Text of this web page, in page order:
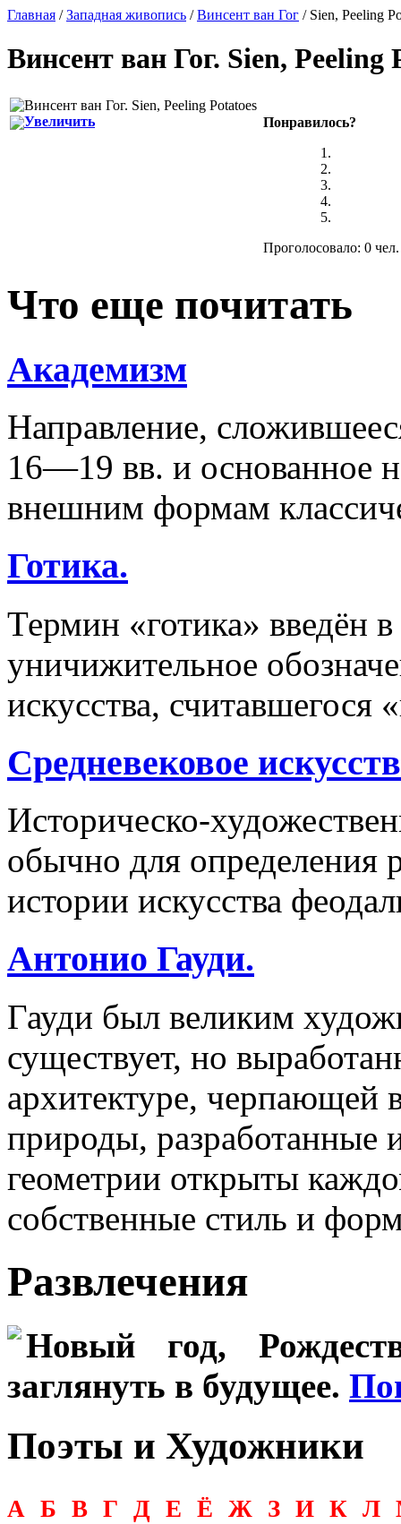
Главная /Западная живопись /Винсент ван Гог / Sien, Peeling
Винсент ван Гог. Sien, Peeling
Увеличить Понравилось?
Проголосовало: 0 чел.
Что еще почитать
Академизм
Направление,
16—19 вв. и основанное
внешним формам
Готика.
Термин «готика» введён
уничижительное
искусства, считавшегося
Средневековое
Историческо-
обычно для определения
истории искусства
Антонио Гауди.
Гауди был великим
существует, но
архитектуре, черпающей
природы, разработанные
геометрии открыты
собственные стиль и
Развлечения
Новый год,
заглянуть в будущее.
Поэты и Художники
А Б В Г Д Е Ё Ж З И К Л